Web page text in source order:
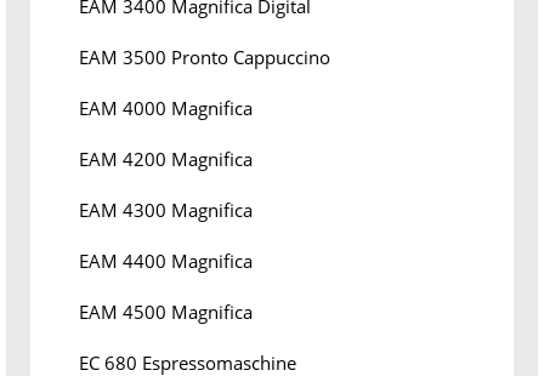
EAM 3400 Magnifica Digital
EAM 3500 Pronto Cappuccino
EAM 4000 Magnifica
EAM 4200 Magnifica
EAM 4300 Magnifica
EAM 4400 Magnifica
EAM 4500 Magnifica
EC 680 Espressomaschine